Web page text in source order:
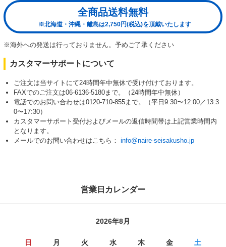
全商品送料無料
※北海道・沖縄・離島は2,750円(税込)を頂戴いたします
※海外への発送は行っておりません。予めご了承ください
カスタマーサポートについて
ご注文は当サイトにて24時間年中無休で受け付けております。
FAXでのご注文は06-6136-5180まで。（24時間年中無休）
電話でのお問い合わせは0120-710-855まで。（平日9:30〜12:00／13:3
0〜17:30）
カスタマーサポート受付およびメールの返信時間帯は上記営業時間内
となります。
メールでのお問い合わせはこちら： info@naire-seisakusho.jp
営業日カレンダー
2026年8月
日 月 火 水 木 金 土